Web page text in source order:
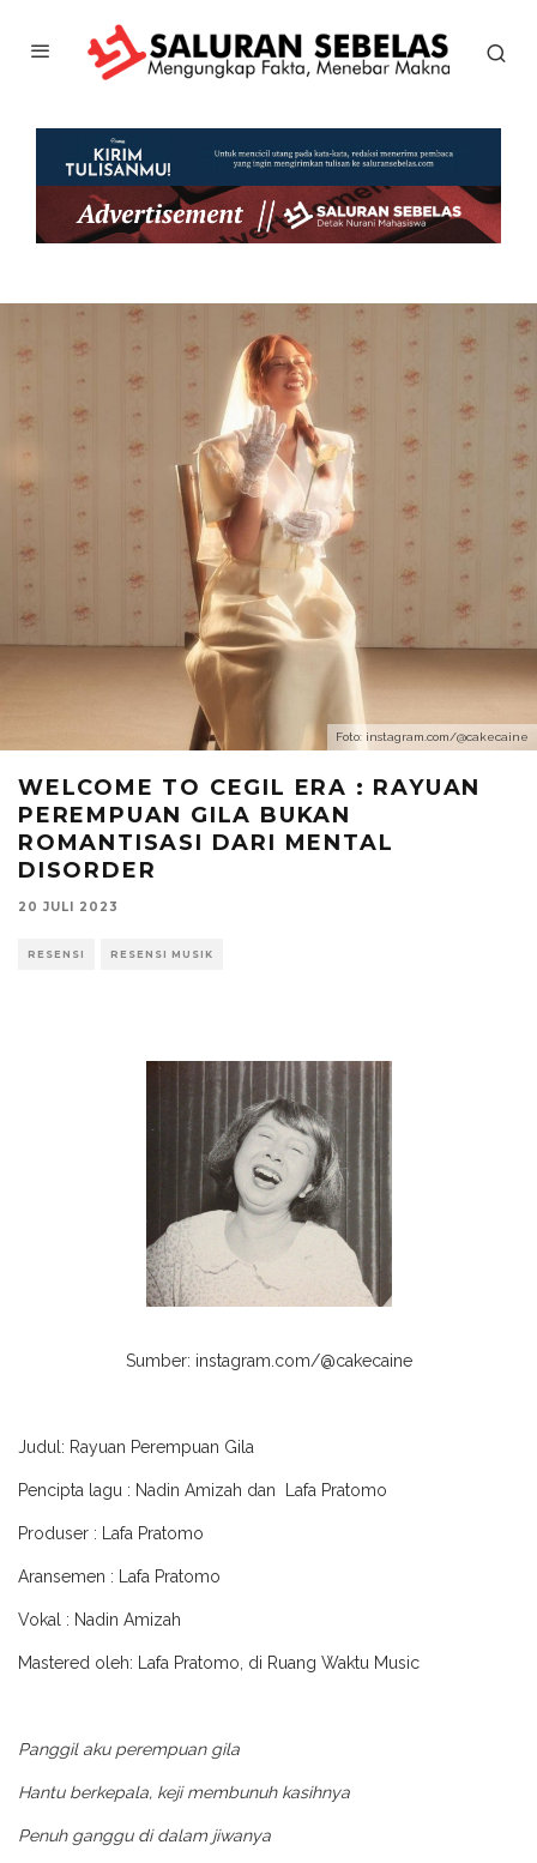
Foto: instagram.com/@cakecaine
WELCOME TO CEGIL ERA : RAYUAN
PEREMPUAN GILA BUKAN
ROMANTISASI DARI MENTAL
DISORDER
20 JULI 2023
RESENSI RESENSI MUSIK
Sumber: instagram.com/@cakecaine
Judul: Rayuan Perempuan Gila
Pencipta lagu : Nadin Amizah dan Lafa Pratomo
Produser : Lafa Pratomo
Aransemen : Lafa Pratomo
Vokal : Nadin Amizah
Mastered oleh: Lafa Pratomo, di Ruang Waktu Music
Panggil aku perempuan gila
Hantu berkepala, keji membunuh kasihnya
Penuh ganggu di dalam jiwanya